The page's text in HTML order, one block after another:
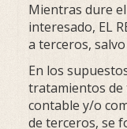
Mientras dure
interesado, EL
a terceros,
En los
tratamientos de
contable y/o
de terceros, se